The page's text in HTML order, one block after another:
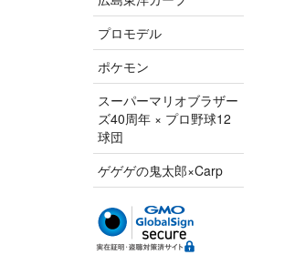
プロモデル
ポケモン
スーパーマリオブラザー
ズ40周年 × プロ野球12
球団
ゲゲゲの鬼太郎×Carp